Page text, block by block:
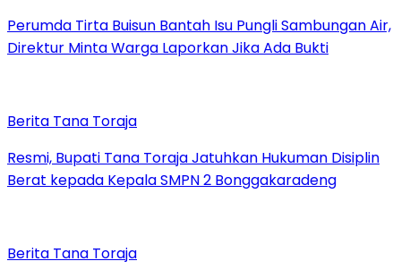
Perumda Tirta Buisun Bantah Isu Pungli Sambungan Air,
Direktur Minta Warga Laporkan Jika Ada Bukti
Berita Tana Toraja
Resmi, Bupati Tana Toraja Jatuhkan Hukuman Disiplin
Berat kepada Kepala SMPN 2 Bonggakaradeng
Berita Tana Toraja